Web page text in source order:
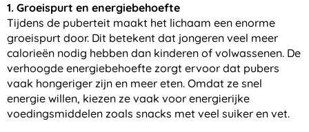
1. Groeispurt en energiebehoefte
Tijdens de puberteit maakt het lichaam een enorme
groeispurt door. Dit betekent dat jongeren veel meer
calorieën nodig hebben dan kinderen of volwassenen. De
verhoogde energiebehoefte zorgt ervoor dat pubers
vaak hongeriger zijn en meer eten. Omdat ze snel
energie willen, kiezen ze vaak voor energierijke
voedingsmiddelen zoals snacks met veel suiker en vet.